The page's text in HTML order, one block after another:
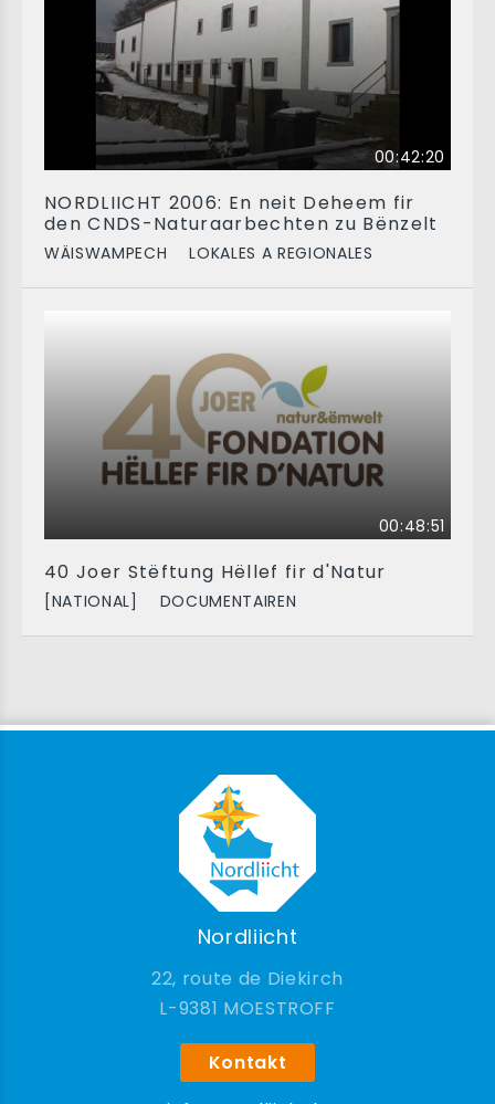
00:42:20
NORDLIICHT 2006: En neit Deheem fir
den CNDS-Naturaarbechten zu Bënzelt
WÄISWAMPECH LOKALES A REGIONALES
00:48:51
40 Joer Stëftung Hëllef fir d'Natur
[NATIONAL] DOCUMENTAIREN
Nordliicht
22, route de Diekirch
9381 MOESTROFF
Kontakt